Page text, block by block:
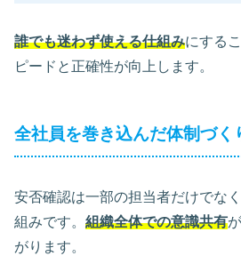
誰でも迷わず使える仕組みにする
ピードと正確性が向上します。
全社員を巻き込んだ体制づく
安否確認は一部の担当者だけでな
組みです。 組織全体での意識共有
がります。